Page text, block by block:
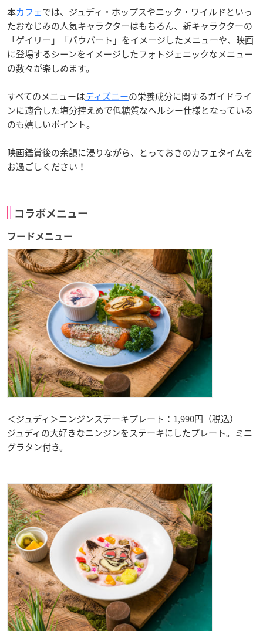
本カフェでは、ジュディ・ホップスやニック・ワイルドといっ
たおなじみの人気キャラクターはもちろん、新キャラクターの
「ゲイリー」「パウバート」をイメージしたメニューや、映画
に登場するシーンをイメージしたフォトジェニックなメニュー
の数々が楽しめます。
すべてのメニューはディズニーの栄養成分に関するガイドライ
ンに適合した塩分控えめで低糖質なヘルシー仕様となっている
のも嬉しいポイント。
映画鑑賞後の余韻に浸りながら、とっておきのカフェタイムを
お過ごしください！
コラボメニュー
フードメニュー
＜ジュディ＞ニンジンステーキプレート：1,990円（税込）
ジュディの大好きなニンジンをステーキにしたプレート。ミニ
グラタン付き。